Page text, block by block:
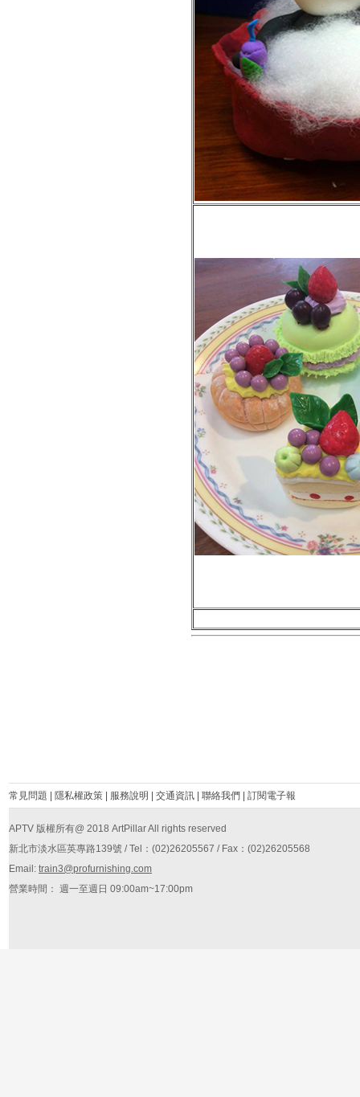
常見問題 隱私權政策 服務說明 交通資訊 聯絡我們 訂閱電子報
APTV 版權所有@ 2018 ArtPillar All rights reserved
新北市淡水區英專路139號 / Tel：(02)26205567 / Fax：(02)26205568
Email: train3@profurnishing.com
營業時間： 週一至週日 09:00am~17:00pm